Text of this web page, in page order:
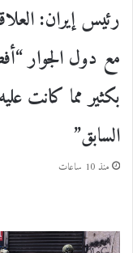
رئيس إيران:
مع دول الجوار
بكثير مما كانت
السابق”
منذ 10 ساعات